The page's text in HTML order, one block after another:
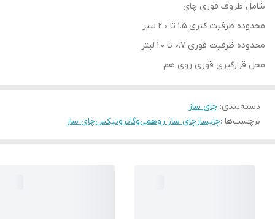
شامل ظروف قوری چای
محدوده ظرفیت کتری 1.5 تا 2.0 لیتر
محدوده ظرفیت قوری 0.7 تا 1.0 لیتر
محل قرارگیری قوری روی هم
دسته‌بندی: چای ساز
برچسب‌ها :چایسازچای ساز روهمیوگاترونیکسچای ساز